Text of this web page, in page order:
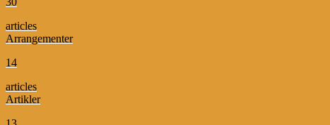
articles
Arrangementer
14
articles
Artikler